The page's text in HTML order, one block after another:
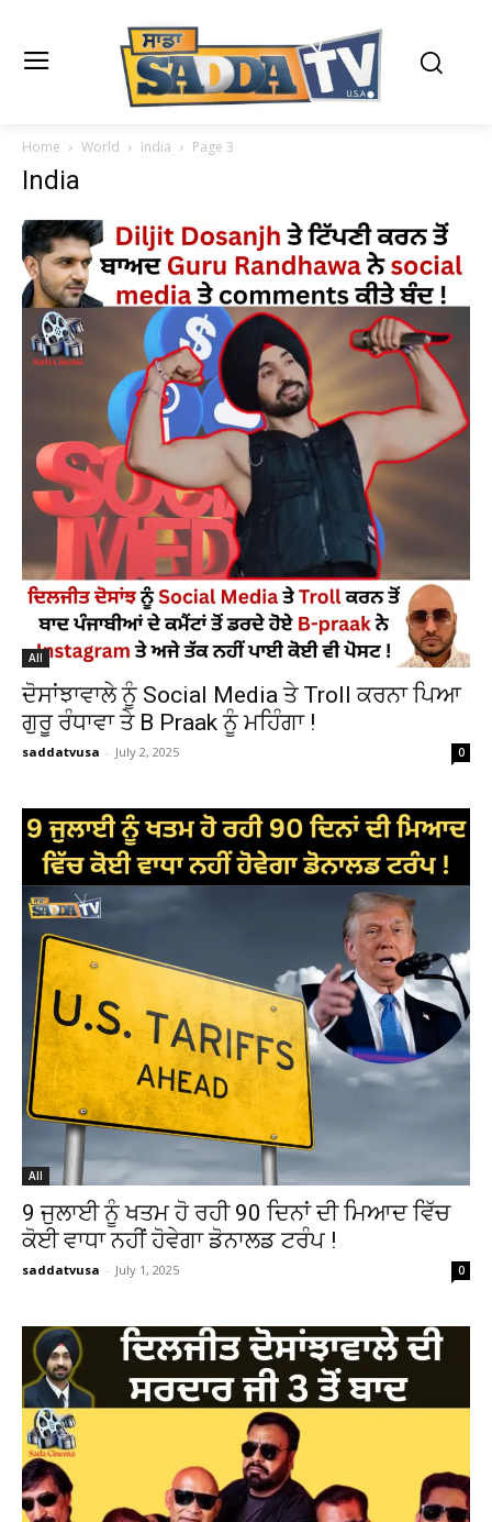
Home World India Page 3
India
All
ਦੋਸਾਂਝਾਵਾਲੇ ਨੂੰ Social Media ਤੇ Troll ਕਰਨਾ ਪਿਆ
ਗੁਰੂ ਰੰਧਾਵਾ ਤੇ B Praak ਨੂੰ ਮਹਿੰਗਾ !
saddatvusa - July 2, 2025 0
All
9 ਜੁਲਾਈ ਨੂੰ ਖਤਮ ਹੋ ਰਹੀ 90 ਦਿਨਾਂ ਦੀ ਮਿਆਦ ਵਿੱਚ
ਕੋਈ ਵਾਧਾ ਨਹੀਂ ਹੋਵੇਗਾ ਡੋਨਾਲਡ ਟਰੰਪ !
saddatvusa - July 1, 2025 0